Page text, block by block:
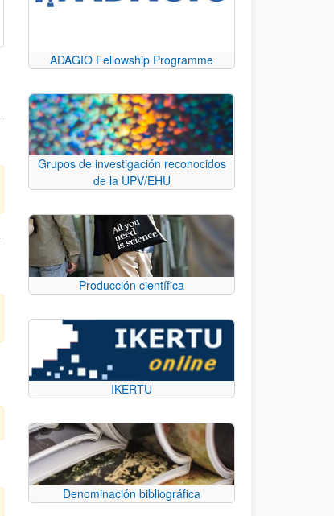
ADAGIO Fellowship Programme
Grupos de investigación reconocidos
de la UPV/EHU
Producción científica
IKERTU
Denominación bibliográfica